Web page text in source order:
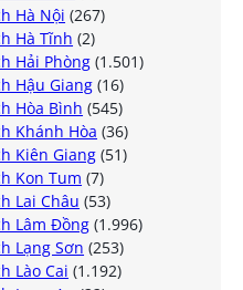
Hà Nội (267)
Hà Tĩnh (2)
Hải Phòng (1.501)
Hậu Giang (16)
Hòa Bình (545)
Khánh Hòa (36)
Kiên Giang (51)
Kon Tum (7)
Lai Châu (53)
Lâm Đồng (1.996)
Lạng Sơn (253)
Lào Cai (1.192)